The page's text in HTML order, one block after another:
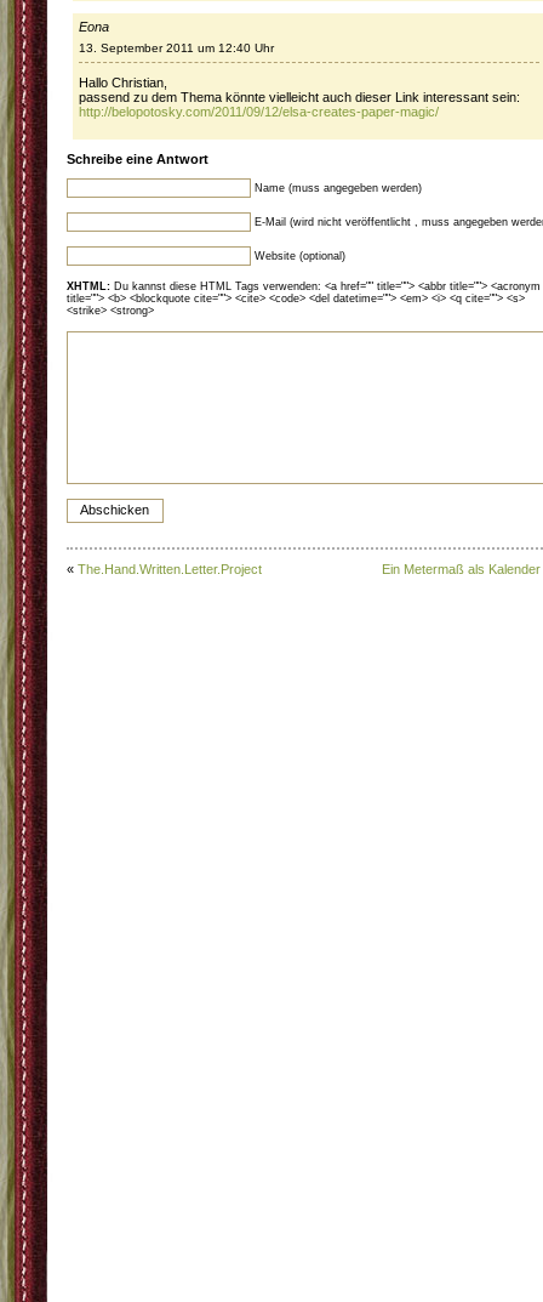
Eona
13. September 2011 um 12:40 Uhr
Hallo Christian,
passend zu dem Thema könnte vielleicht auch dieser Link interessant sein:
http://belopotosky.com/2011/09/12/elsa-creates-paper-magic/
Schreibe eine Antwort
Name (muss angegeben werden)
E-Mail (wird nicht veröffentlicht , muss angegeben
Website (optional)
XHTML: Du kannst diese HTML Tags verwenden: <a href="" title=""> <abbr title=""> <acronym
title=""> <b> <blockquote cite=""> <cite> <code> <del datetime=""> <em> <i> <q cite=""> <s>
<strike> <strong>
« The.Hand.Written.Letter.Project Ein Metermaß als Kalender